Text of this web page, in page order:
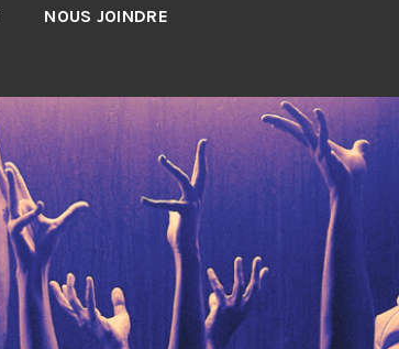
NOUS JOINDRE